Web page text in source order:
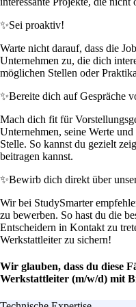
✨Sei proaktiv!
Warte nicht darauf, dass die
Unternehmen zu, die dich
möglichen Stellen oder
✨Bereite dich auf Gespräche
Mach dich fit für
Unternehmen, seine Werte
Stelle. So kannst du gezielt
beitragen kannst.
✨Bewirb dich direkt über
Wir bei StudySmarter
zu bewerben. So hast du die
Entscheidern in Kontakt zu
Werkstattleiter zu sichern!
Wir glauben, dass du diese
Werkstattleiter (m/w/d) mit